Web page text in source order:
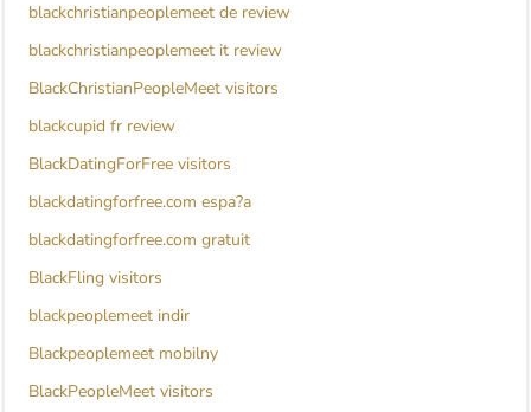
blackchristianpeoplemeet de review
blackchristianpeoplemeet it review
BlackChristianPeopleMeet visitors
blackcupid fr review
BlackDatingForFree visitors
blackdatingforfree.com espa?a
blackdatingforfree.com gratuit
BlackFling visitors
blackpeoplemeet indir
Blackpeoplemeet mobilny
BlackPeopleMeet visitors